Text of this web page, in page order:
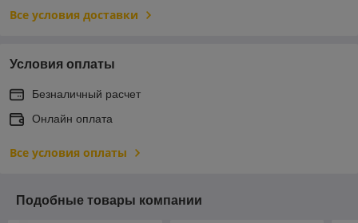
Все условия доставки
Условия оплаты
Безналичный расчет
Онлайн оплата
Все условия оплаты
Подобные товары компании